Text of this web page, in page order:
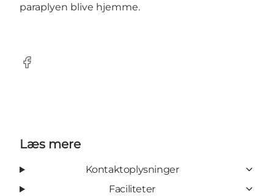
paraplyen blive hjemme.
Facebook
Læs mere
Kontaktoplysninger
Faciliteter